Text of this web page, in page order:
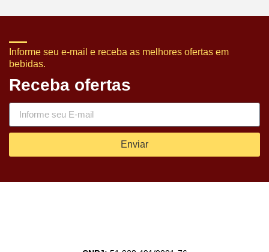
Informe seu e-mail e receba as melhores ofertas em
bebidas.
Receba ofertas
Enviar